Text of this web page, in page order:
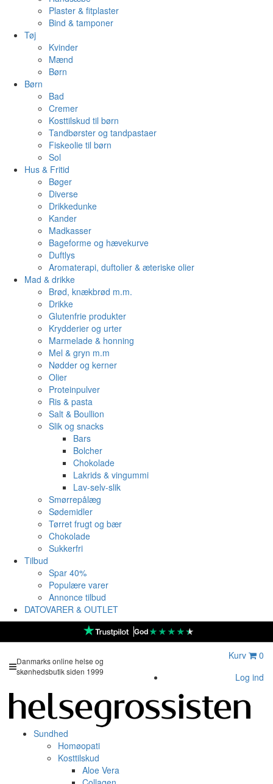
Plaster & fitplaster
Bind & tamponer
Tøj
Kvinder
Mænd
Børn
Børn
Bad
Cremer
Kosttilskud til børn
Tandbørster og tandpastaer
Fiskeolie til børn
Sol
Hus & Fritid
Bøger
Diverse
Drikkedunke
Kander
Madkasser
Bageforme og hævekurve
Duftlys
Aromaterapi, duftolier & æteriske olier
Mad & drikke
Brød, knækbrød m.m.
Drikke
Glutenfrie produkter
Krydderier og urter
Marmelade & honning
Mel & gryn m.m
Nødder og kerner
Olier
Proteinpulver
Ris & pasta
Salt & Boullion
Slik og snacks
Bars
Bolcher
Chokolade
Lakrids & vingummi
Lav-selv-slik
Smørrepålæg
Sødemidler
Tørret frugt og bær
Chokolade
Sukkerfri
Tilbud
Spar 40%
Populære varer
Annonce tilbud
DATOVARER & OUTLET
God★★★★★
Danmarks online helse og
skønhedsbutik siden 1999
Kurv
0
Log ind
Sundhed
Homøopati
Kosttilskud
Aloe Vera